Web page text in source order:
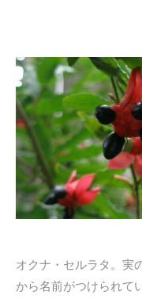
オクナ・セルラタ。実
から名前がつけられて